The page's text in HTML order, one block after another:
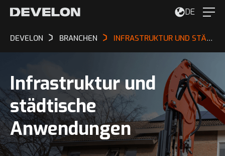
DE
DEVELON BRANCHEN INFRASTRUKTUR UND STÄDTISCHE ANWENDUNGEN
Infrastruktur und
städtische
Anwendungen